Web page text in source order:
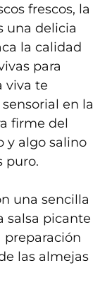
frescos, la
una delicia
la calidad
para
viva te
en la
firme del
y algo salino
puro.
una sencilla
salsa picante
preparación
las almejas